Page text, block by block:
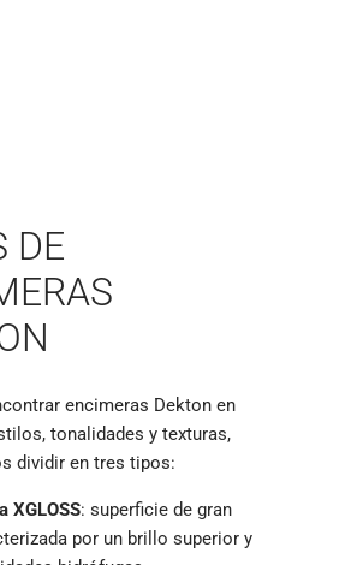
DE
encimeras Dekton en
tonalidades y texturas,
dividir en tres tipos:
XGLOSS: superficie de gran
por un brillo superior y